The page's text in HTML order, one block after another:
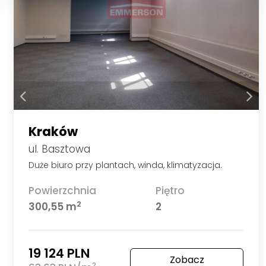
Kraków
ul. Basztowa
Duże biuro przy plantach, winda, klimatyzacja.
Powierzchnia
300,55 m2
Piętro
2
19 124 PLN Zobacz